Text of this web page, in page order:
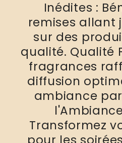
Inédites :
remises allant
sur des
qualité. Qualité
fragrances
diffusion
ambiance
Transformez